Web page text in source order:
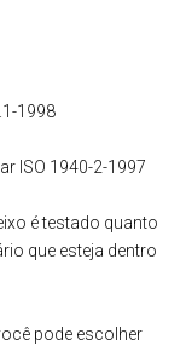
1998
ISO 1940-2-1997
é testado quanto
que esteja dentro
pode escolher